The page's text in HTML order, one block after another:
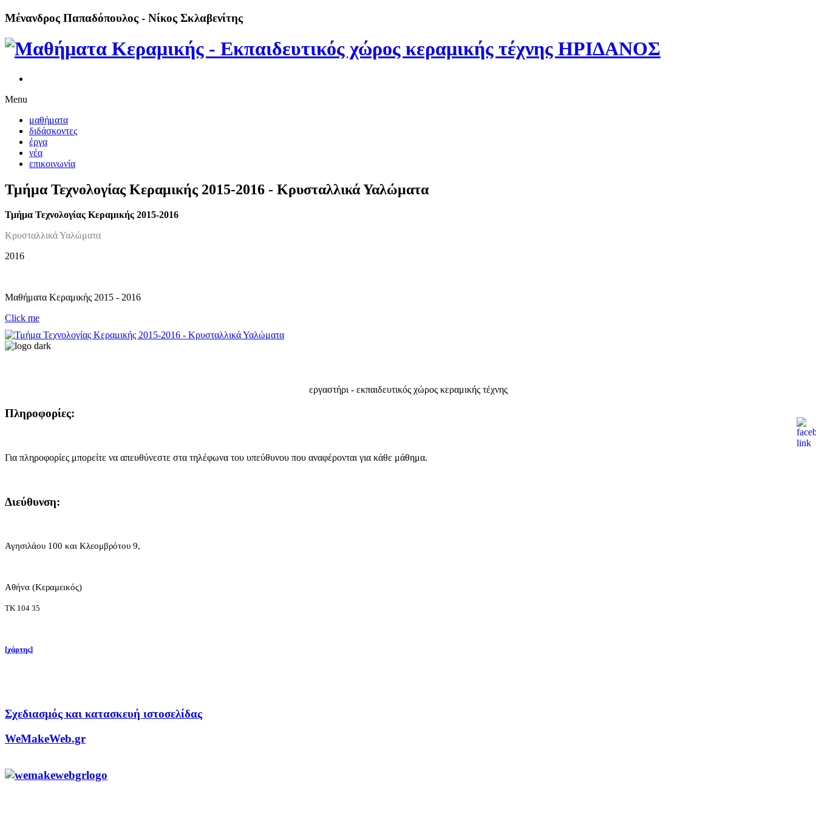
Μένανδρος Παπαδόπουλος - Νίκος Σκλαβενίτης
Menu
μαθήματα
διδάσκοντες
έργα
νέα
επικοινωνία
Τμήμα Τεχνολογίας Κεραμικής 2015-2016 - Κρυσταλλικά Υαλώματα
Τμήμα Τεχνολογίας Κεραμικής 2015-2016
Κρυσταλλικά Υαλώματα
2016
Μαθήματα Κεραμικής 2015 - 2016
Click me
εργαστήρι - εκπαιδευτικός χώρος κεραμικής τέχνης
Πληροφορίες:
Για πληροφορίες μπορείτε να απευθύνεστε στα τηλέφωνα του υπεύθυνου που αναφέρονται για κάθε μάθημα.
Διεύθυνση:
Αγησιλάου 100 και Κλεομβρότου 9,
Αθήνα (Κεραμεικός)
ΤΚ 104 35
[χάρτης]
Σχεδιασμός και κατασκευή ιστοσελίδας
WeMakeWeb.gr